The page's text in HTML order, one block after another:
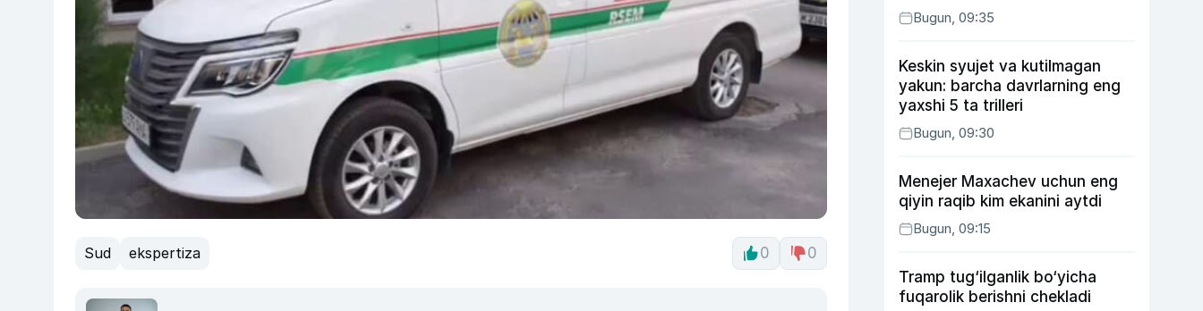
Sud ekspertiza 0 0
Bugun, 09:35
Keskin syujet va kutilmagan
yakun: barcha davrlarning eng
yaxshi 5 ta trilleri
Bugun, 09:30
Menejer Maxachev uchun eng
qiyin raqib kim ekanini aytdi
Bugun, 09:15
Tramp tug‘ilganlik bo‘yicha
fuqarolik berishni chekladi